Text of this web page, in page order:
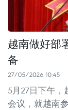
越南做好部
备
27/05/2026 10:45
5月27日下午
会议，就越南